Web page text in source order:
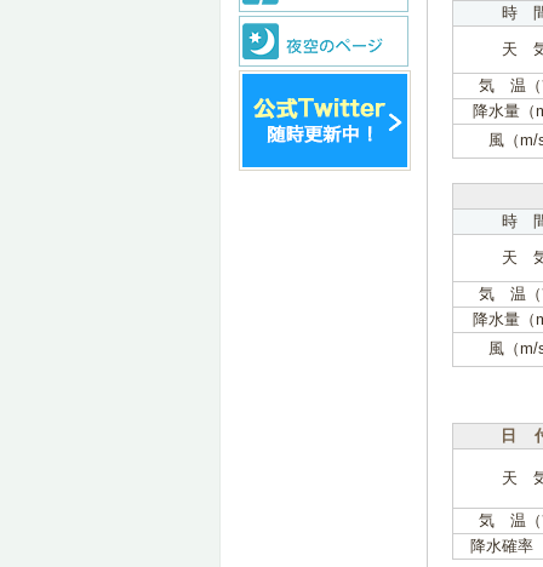
時
天
気 温
降水量（
風（m/
時
天
気 温
降水量（
風（m/
日
天
気 温
降水確率